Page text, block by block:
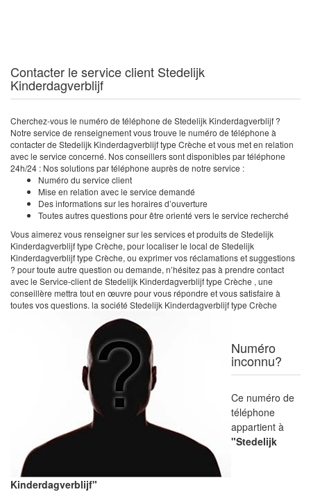
Contacter le service client Stedelijk
Kinderdagverblijf
Cherchez-vous le numéro de téléphone de Stedelijk Kinderdagverblijf ?
Notre service de renseignement vous trouve le numéro de téléphone à
contacter de Stedelijk Kinderdagverblijf type Crèche et vous met en relation
avec le service concerné. Nos conseillers sont disponibles par téléphone
24h/24 : Nos solutions par téléphone auprès de notre service :
Numéro du service client
Mise en relation avec le service demandé
Des informations sur les horaires d’ouverture
Toutes autres questions pour être orienté vers le service recherché
Vous aimerez vous renseigner sur les services et produits de Stedelijk
Kinderdagverblijf type Crèche, pour localiser le local de Stedelijk
Kinderdagverblijf type Crèche, ou exprimer vos réclamations et suggestions
? pour toute autre question ou demande, n’hésitez pas à prendre contact
avec le Service-client de Stedelijk Kinderdagverblijf type Crèche , une
conseillère mettra tout en œuvre pour vous répondre et vous satisfaire à
toutes vos questions. la société Stedelijk Kinderdagverblijf type Crèche
Numéro
inconnu?
Ce numéro de
téléphone
appartient à
"Stedelijk
Kinderdagverblijf"